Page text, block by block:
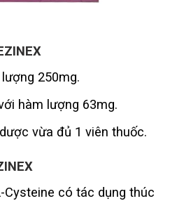
250mg.
hàm lượng 63mg.
vừa đủ 1 viên thuốc.
Cysteine có tác dụng thúc